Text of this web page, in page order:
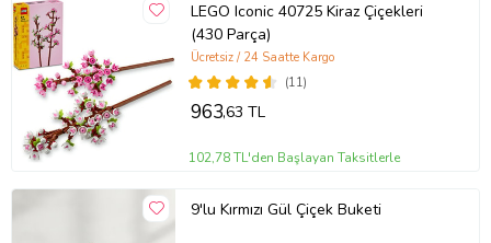
LEGO Iconic 40725 Kiraz Çiçekleri
(430 Parça)
(11)
Ücretsiz / 24 Saatte Kargo
963,63 TL
102,78 TL'den Başlayan Taksitlerle
9'lu Kırmızı Gül Çiçek Buketi